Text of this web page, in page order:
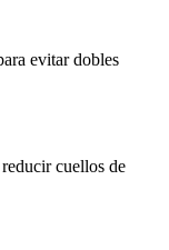
evitar dobles
cuellos de